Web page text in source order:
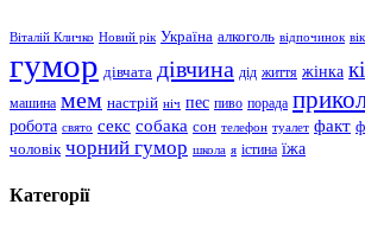
Віталій Кличко Новий рік Україна алкоголь відпочинок вік
гумор дівчата дівчина дід життя жінка
машина мем настрій ніч пес пиво порада
робота свято секс собака сон телефон туалет факт
чоловік чорний гумор школа я істина їжа
Категорії